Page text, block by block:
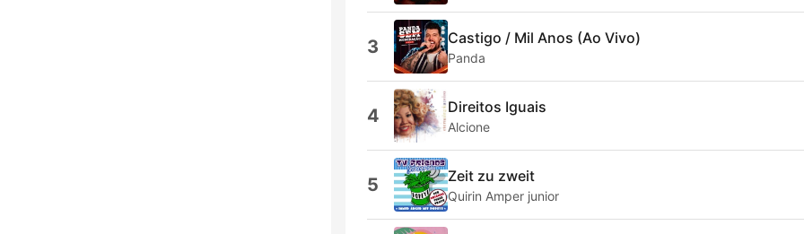
3 Castigo / Mil Anos (Ao Vivo)
Panda
4 Direitos Iguais
Alcione
5 Zeit zu zweit
Quirin Amper junior